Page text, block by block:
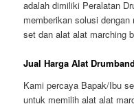
adalah dimiliki Peralatan
memberikan solusi
set dan alat alat marching
Jual Harga Alat
Kami percaya Bapak/Ibu
untuk memilih alat alat